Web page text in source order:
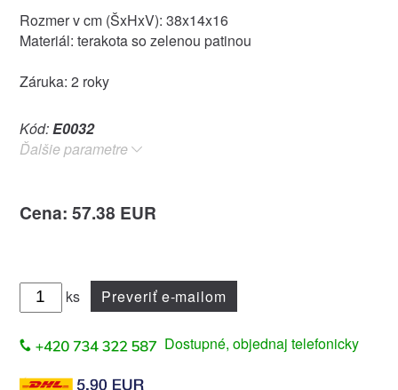
Rozmer v cm (ŠxHxV): 38x14x16
Materiál: terakota so zelenou patinou
Záruka: 2 roky
Kód:E0032
Ďalšie parametre
Cena: 57.38 EUR
ks Preveriť e-mailom
Dostupné, objednaj telefonicky